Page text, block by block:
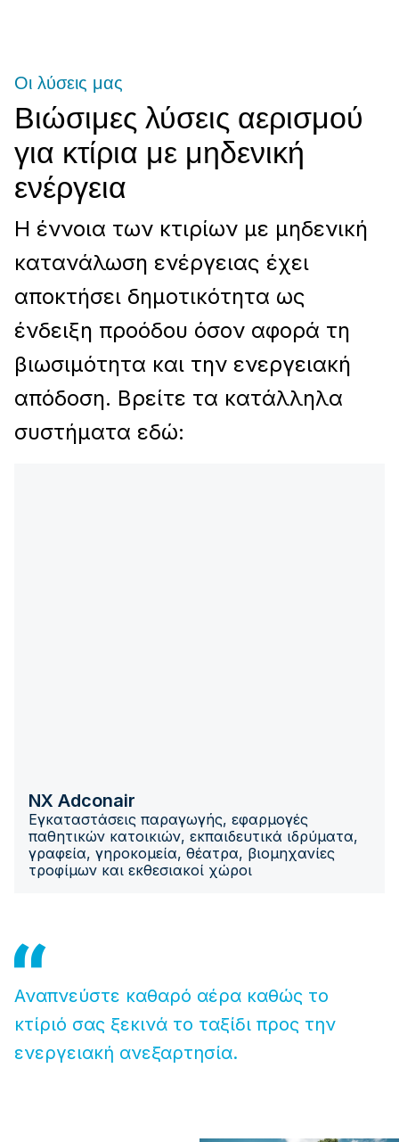
Βιώσιμες λύσεις αερισμού
για κτίρια με μηδενική
ενέργεια
Οι λύσεις μας
Η έννοια των κτιρίων με μηδενική
κατανάλωση ενέργειας έχει
αποκτήσει δημοτικότητα ως
ένδειξη προόδου όσον αφορά τη
βιωσιμότητα και την ενεργειακή
απόδοση. Βρείτε τα κατάλληλα
συστήματα εδώ:
NX Adconair
Εγκαταστάσεις παραγωγής, εφαρμογές
παθητικών κατοικιών, εκπαιδευτικά ιδρύματα,
γραφεία, γηροκομεία, θέατρα, βιομηχανίες
τροφίμων και εκθεσιακοί χώροι
Αναπνεύστε καθαρό αέρα καθώς το
κτίριό σας ξεκινά το ταξίδι προς την
ενεργειακή ανεξαρτησία.